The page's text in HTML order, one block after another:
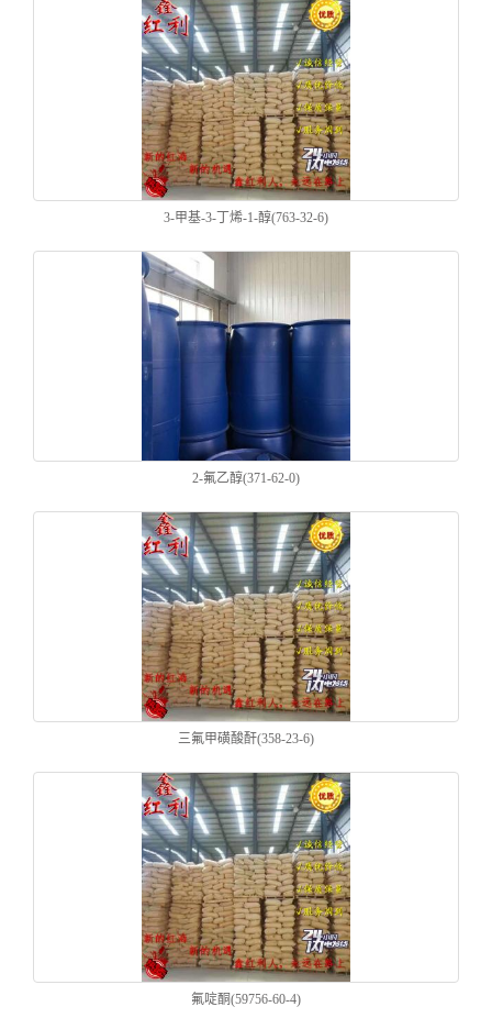
3-甲基-3-丁烯-1-醇(763-32-6)
2-氟乙醇(371-62-0)
三氟甲磺酸酐(358-23-6)
氟啶酮(59756-60-4)